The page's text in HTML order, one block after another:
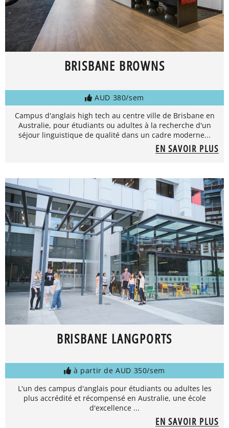
BRISBANE BROWNS
AUD 380/sem
Campus d'anglais high tech au centre ville de Brisbane en
Australie, pour étudiants ou adultes à la recherche d'un
séjour linguistique de qualité dans un cadre moderne...
EN SAVOIR PLUS
BRISBANE LANGPORTS
à partir de AUD 350/sem
L'un des campus d'anglais pour étudiants ou adultes les
plus accrédité et récompensé en Australie, une école
d'excellence ...
EN SAVOIR PLUS